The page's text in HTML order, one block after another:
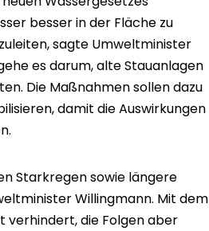
besser in der Fläche zu
sagte Umweltminister
es darum, alte Stauanlagen
Die Maßnahmen sollen dazu
damit die Auswirkungen
Starkregen sowie längere
Willingmann. Mit dem
verhindert, die Folgen aber